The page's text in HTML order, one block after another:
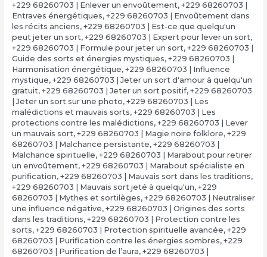
+229 68260703 | Enlever un envoûtement, +229 68260703 |
Entraves énergétiques, +229 68260703 | Envoûtement dans
les récits anciens, +229 68260703 | Est-ce que quelqu'un
peut jeter un sort, +229 68260703 | Expert pour lever un sort,
+229 68260703 | Formule pour jeter un sort, +229 68260703 |
Guide des sorts et énergies mystiques, +229 68260703 |
Harmonisation énergétique, +229 68260703 | Influence
mystique, +229 68260703 | Jeter un sort d'amour à quelqu'un
gratuit, +229 68260703 | Jeter un sort positif, +229 68260703
| Jeter un sort sur une photo, +229 68260703 | Les
malédictions et mauvais sorts, +229 68260703 | Les
protections contre les malédictions, +229 68260703 | Lever
un mauvais sort, +229 68260703 | Magie noire folklore, +229
68260703 | Malchance persistante, +229 68260703 |
Malchance spirituelle, +229 68260703 | Marabout pour retirer
un envoûtement, +229 68260703 | Marabout spécialiste en
purification, +229 68260703 | Mauvais sort dans les traditions,
+229 68260703 | Mauvais sort jeté à quelqu'un, +229
68260703 | Mythes et sortilèges, +229 68260703 | Neutraliser
une influence négative, +229 68260703 | Origines des sorts
dans les traditions, +229 68260703 | Protection contre les
sorts, +229 68260703 | Protection spirituelle avancée, +229
68260703 | Purification contre les énergies sombres, +229
68260703 | Purification de l’aura, +229 68260703 |